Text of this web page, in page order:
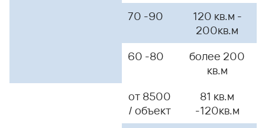
70 -90
120 кв.м -
200кв.м
60 -80
более 200
кв.м
от 8500
/ объект
81 кв.м
-120кв.м